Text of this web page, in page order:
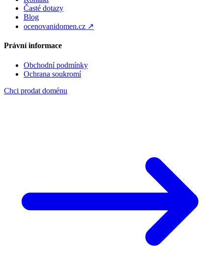
Časté dotazy
Blog
ocenovanidomen.cz ↗
Právní informace
Obchodní podmínky
Ochrana soukromí
Chci prodat doménu